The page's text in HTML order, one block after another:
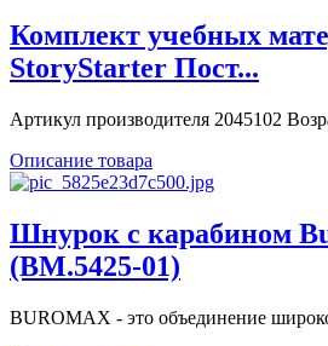
Комплект учебных
StoryStarter Пост...
Артикул производителя 2045102
Описание товара
Шнурок с карабином
(BM.5425-01)
BUROMAX - это объединение